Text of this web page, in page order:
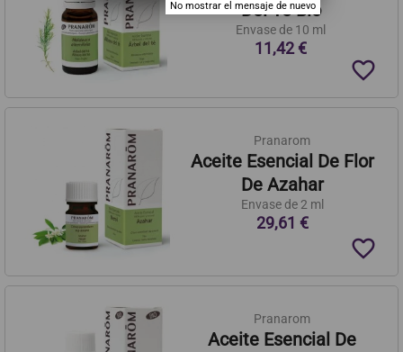
Del Té Bio
Envase de 10 ml
11,42 €
favorite_border
Pranarom
Aceite Esencial De Flor
De Azahar
Envase de 2 ml
29,61 €
favorite_border
Pranarom
Aceite Esencial De
No mostrar el mensaje de nuevo